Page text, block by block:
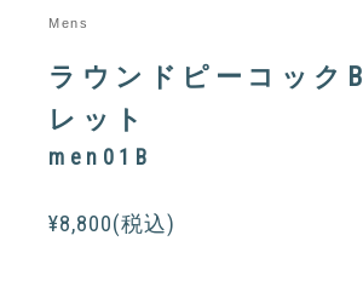
Mens
ラウンドピーコック
レット
men01B
¥8,800(税込)